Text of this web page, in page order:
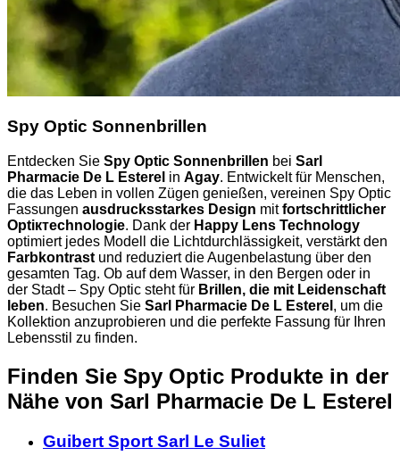
Spy Optic Sonnenbrillen
Entdecken Sie Spy Optic Sonnenbrillen bei Sarl
Pharmacie De L Esterel in Agay. Entwickelt für Menschen,
die das Leben in vollen Zügen genießen, vereinen Spy Optic
Fassungen ausdrucksstarkes Design mitfortschrittlicher
Optiктechnologie. Dank der Happy Lens Technology
optimiert jedes Modell die Lichtdurchlässigkeit, verstärkt den
Farbkontrast und reduziert die Augenbelastung über den
gesamten Tag. Ob auf dem Wasser, in den Bergen oder in
der Stadt – Spy Optic steht für Brillen, die mit Leidenschaft
leben. Besuchen Sie Sarl Pharmacie De L Esterel , um die
Kollektion anzuprobieren und die perfekte Fassung für Ihren
Lebensstil zu finden.
Finden Sie Spy Optic Produkte in der
Nähe von Sarl Pharmacie De L Esterel
Guibert Sport Sarl Le Suliet